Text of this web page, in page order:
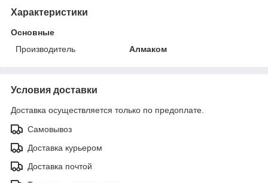
Характеристики
Основные
Производитель
Алмаком
Условия доставки
Доставка осуществляется только по предоплате.
Самовывоз
Доставка курьером
Доставка почтой